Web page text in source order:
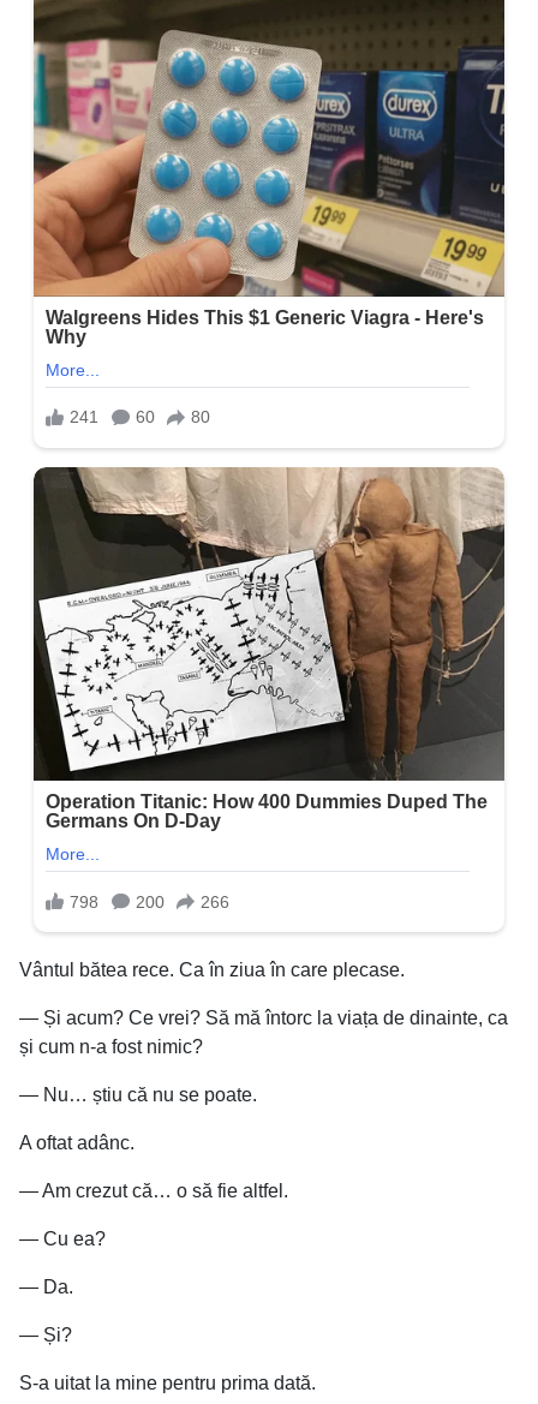
Vântul bătea rece. Ca în ziua în care plecase.
— Și acum? Ce vrei? Să mă întorc la viața de dinainte, ca
și cum n-a fost nimic?
— Nu… știu că nu se poate.
A oftat adânc.
— Am crezut că… o să fie altfel.
— Cu ea?
— Da.
— Și?
S-a uitat la mine pentru prima dată.